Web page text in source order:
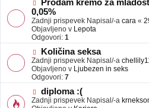
j
a
v
e
o
v
e
o
b
a
v
e
Prodam kremo za
0,05%
Zadnji prispevek Napisal/-a cara «
Objavljeno v Lepota
Odgovori: 1
N
o
v
e
o
b
j
Količina seksa
Zadnji prispevek Napisal/-a
Objavljeno v Ljubezen in seks
Odgovori: 7
N
o
diploma :(
Zadnji prispevek Napisal/-a